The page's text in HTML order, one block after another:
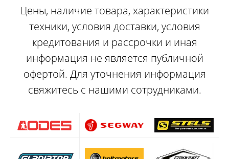
Цены, наличие товара, характеристики
техники, условия доставки, условия
кредитования и рассрочки и иная
информация не является публичной
офертой. Для уточнения информация
свяжитесь с нашими сотрудниками.